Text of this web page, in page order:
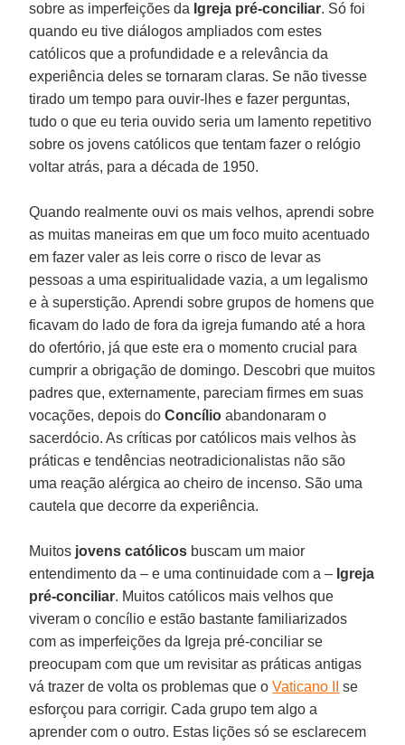
sobre as imperfeições da Igreja pré-conciliar. Só foi
quando eu tive diálogos ampliados com estes
católicos que a profundidade e a relevância da
experiência deles se tornaram claras. Se não tivesse
tirado um tempo para ouvir-lhes e fazer perguntas,
tudo o que eu teria ouvido seria um lamento repetitivo
sobre os jovens católicos que tentam fazer o relógio
voltar atrás, para a década de 1950.
Quando realmente ouvi os mais velhos, aprendi sobre
as muitas maneiras em que um foco muito acentuado
em fazer valer as leis corre o risco de levar as
pessoas a uma espiritualidade vazia, a um legalismo
e à superstição. Aprendi sobre grupos de homens que
ficavam do lado de fora da igreja fumando até a hora
do ofertório, já que este era o momento crucial para
cumprir a obrigação de domingo. Descobri que muitos
padres que, externamente, pareciam firmes em suas
vocações, depois doConcílio abandonaram o
sacerdócio. As críticas por católicos mais velhos às
práticas e tendências neotradicionalistas não são
uma reação alérgica ao cheiro de incenso. São uma
cautela que decorre da experiência.
Muitos jovens católicos buscam um maior
entendimento da – e uma continuidade com a – Igreja
pré-conciliar. Muitos católicos mais velhos que
viveram o concílio e estão bastante familiarizados
com as imperfeições da Igreja pré-conciliar se
preocupam com que um revisitar as práticas antigas
vá trazer de volta os problemas que oVaticano II
se
esforçou para corrigir. Cada grupo tem algo a
aprender com o outro. Estas lições só se esclarecem